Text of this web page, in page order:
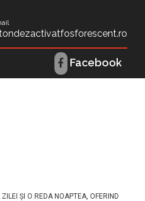
Facebook
ȘI O REDA NOAPTEA, OFERIND